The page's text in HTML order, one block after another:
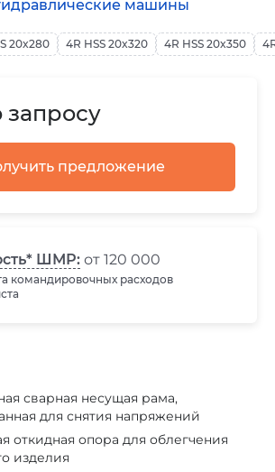
запросу
предложение
ШМР: от 120 000
командировочных расходов
20x280 4R HSS 20x320 4R HSS 20x350
машины
сварная несущая рама,
для снятия напряжений
откидная опора для облегчения
изделия